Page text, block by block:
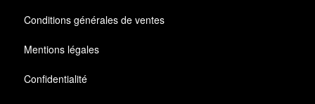
Conditions générales de ventes
Mentions légales
Confidentialité